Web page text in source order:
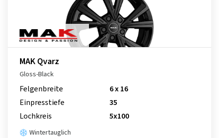
MAK Qvarz
Gloss-Black
Felgenbreite
6 x 16
Einpresstiefe
35
Lochkreis
5x100
Wintertauglich